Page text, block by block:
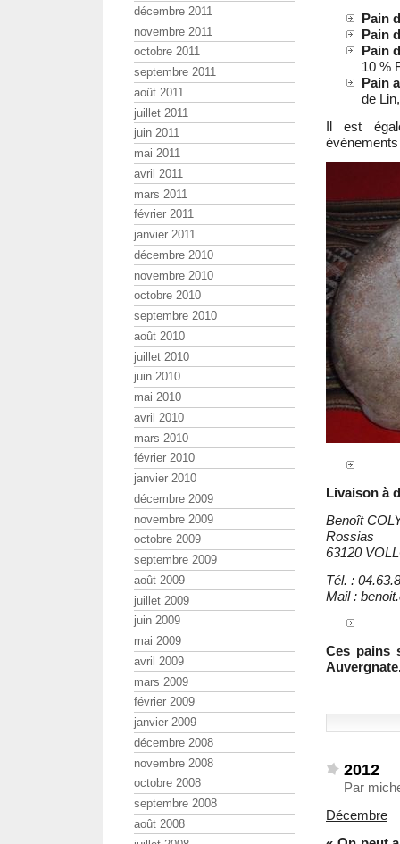
Pain
Pain
Pain
10 %
Pain
de
Il est
Livaison à
Benoît
Rossias
63120
Tél. :
Mail :
Ces pains
2012
Par
Décembre
décembre 2011
novembre 2011
octobre 2011
septembre 2011
août 2011
juillet 2011
juin 2011
mai 2011
avril 2011
mars 2011
février 2011
janvier 2011
décembre 2010
novembre 2010
octobre 2010
septembre 2010
août 2010
juillet 2010
juin 2010
mai 2010
avril 2010
mars 2010
février 2010
janvier 2010
décembre 2009
novembre 2009
octobre 2009
septembre 2009
août 2009
juillet 2009
juin 2009
mai 2009
avril 2009
mars 2009
février 2009
janvier 2009
décembre 2008
novembre 2008
octobre 2008
septembre 2008
août 2008